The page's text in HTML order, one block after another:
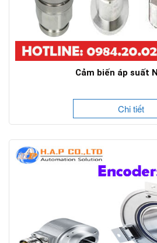
Cảm biến áp suất
Chi tiết